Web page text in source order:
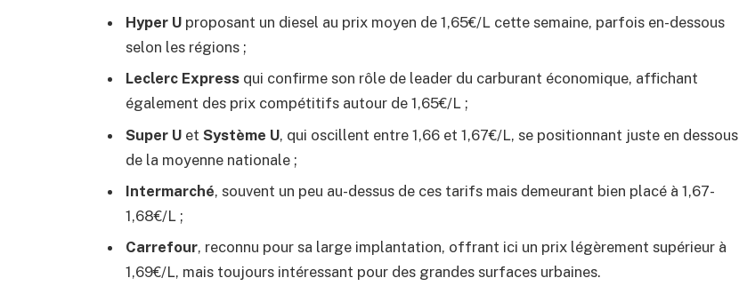
Hyper U proposant un diesel au prix moyen de 1,65€/L cette semaine, parfois en-dessous
selon les régions ;
Leclerc Express qui confirme son rôle de leader du carburant économique, affichant
également des prix compétitifs autour de 1,65€/L ;
Super U et Système U, qui oscillent entre 1,66 et 1,67€/L, se positionnant juste en dessous
de la moyenne nationale ;
Intermarché, souvent un peu au-dessus de ces tarifs mais demeurant bien placé à 1,67-
1,68€/L ;
Carrefour, reconnu pour sa large implantation, offrant ici un prix légèrement supérieur à
1,69€/L, mais toujours intéressant pour des grandes surfaces urbaines.